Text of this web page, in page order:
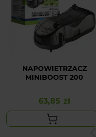
NAPOWIETRZACZ
MINIBOOST 200
Cena
63,85 zł